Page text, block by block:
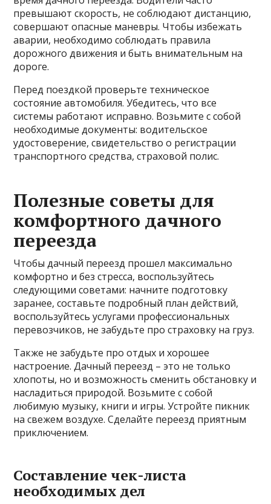
превышают скорость, не соблюдают дистанцию,
совершают опасные маневры. Чтобы избежать
аварии, необходимо соблюдать правила
дорожного движения и быть внимательным на
дороге.
Перед поездкой проверьте техническое
состояние автомобиля. Убедитесь, что все
системы работают исправно. Возьмите с собой
необходимые документы: водительское
удостоверение, свидетельство о регистрации
транспортного средства, страховой полис.
Полезные советы для
комфортного дачного
переезда
Чтобы дачный переезд прошел максимально
комфортно и без стресса, воспользуйтесь
следующими советами: начните подготовку
заранее, составьте подробный план действий,
воспользуйтесь услугами профессиональных
перевозчиков, не забудьте про страховку на груз.
Также не забудьте про отдых и хорошее
настроение. Дачный переезд – это не только
хлопоты, но и возможность сменить обстановку и
насладиться природой. Возьмите с собой
любимую музыку, книги и игры. Устройте пикник
на свежем воздухе. Сделайте переезд приятным
приключением.
Составление чек-листа
необходимых дел